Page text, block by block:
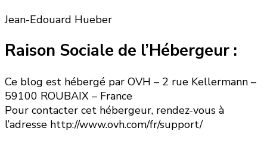
Jean-Edouard Hueber
Raison Sociale de l’Hébergeur :
Ce blog est hébergé par OVH – 2 rue Kellermann –
59100 ROUBAIX – France
Pour contacter cet hébergeur, rendez-vous à
l’adresse http://www.ovh.com/fr/support/